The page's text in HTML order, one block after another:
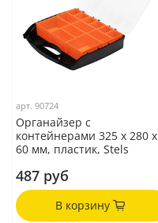
арт.90724
Органайзер с
контейнерами 325 х 280 х
60 мм, пластик, Stels
487 руб
В корзину